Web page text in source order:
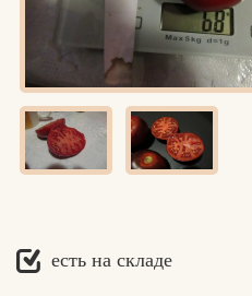
есть на складе